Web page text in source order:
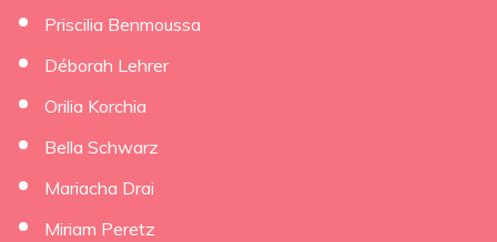
Priscilia Benmoussa
Déborah Lehrer
Orilia Korchia
Bella Schwarz
Mariacha Drai
Miriam Peretz